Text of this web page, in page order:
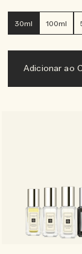
30ml 100ml
Adicionar ao